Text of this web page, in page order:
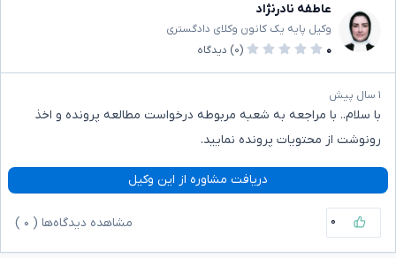
عاطفه نادرنژاد
وکیل پایه یک کانون وکلای دادگستری
۰
(۰) دیدگاه
۱ سال پیش
با سلام.. با مراجعه به شعبه مربوطه درخواست مطالعه پرونده و اخذ
رونوشت از محتویات پرونده نمایید.
دریافت مشاوره از این وکیل
۰ مشاهده دیدگاه‌ها ( ۰